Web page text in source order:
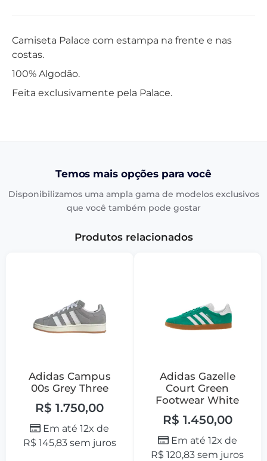
Camiseta Palace com estampa na frente e nas
costas.
100% Algodão.
Feita exclusivamente pela Palace.
Temos mais opções para você
Disponibilizamos uma ampla gama de modelos exclusivos
que você também pode gostar
Produtos relacionados
Adidas Campus
00s Grey Three
R$ 1.750,00
Em até 12x de
R$ 145,83sem juros
Adidas Gazelle
Court Green
Footwear White
R$ 1.450,00
Em até 12x de
R$ 120,83 sem juros